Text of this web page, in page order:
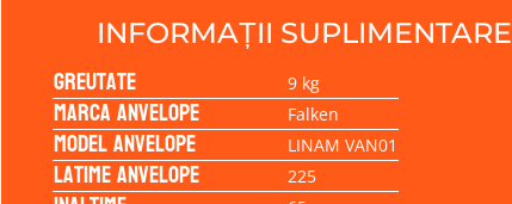
INFORMAȚII SUPLIMENTARE
Greutate 9 kg
Marca anvelope Falken
Model anvelope LINAM VAN01
Latime anvelope 225